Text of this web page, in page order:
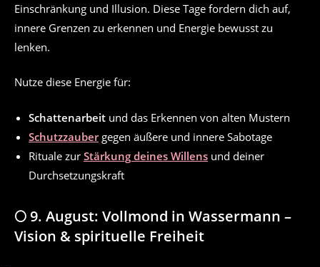
Einschränkung und Illusion. Diese Tage fordern dich auf,
innere Grenzen zu erkennen und Energie bewusst zu
lenken.
Nutze diese Energie für:
Schattenarbeit und das Erkennen von alten Mustern
Schutzzaubergegen äußere und innere Sabotage
Rituale zur Stärkung deines Willens und deiner
Durchsetzungskraft
🌕 9. August: Vollmond in Wassermann –
Vision & spirituelle Freiheit